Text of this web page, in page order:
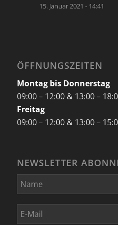
15. Januar 2021 - 14:41
ÖFFNUNGSZEITEN
Montag bis Donnerstag
09:00 – 12:00 & 13:00 –
Freitag
09:00 – 12:00 & 13:00 –
NEWSLETTER